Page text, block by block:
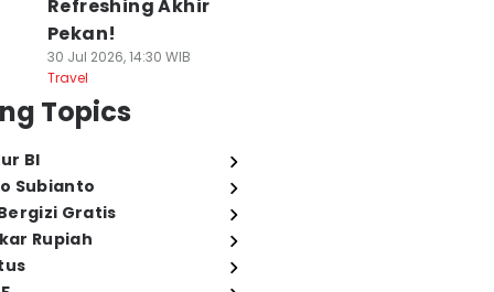
Refreshing Akhir
Pekan!
30 Jul 2026, 14:30 WIB
Travel
Topics
BI
Subianto
Gratis
Rupiah